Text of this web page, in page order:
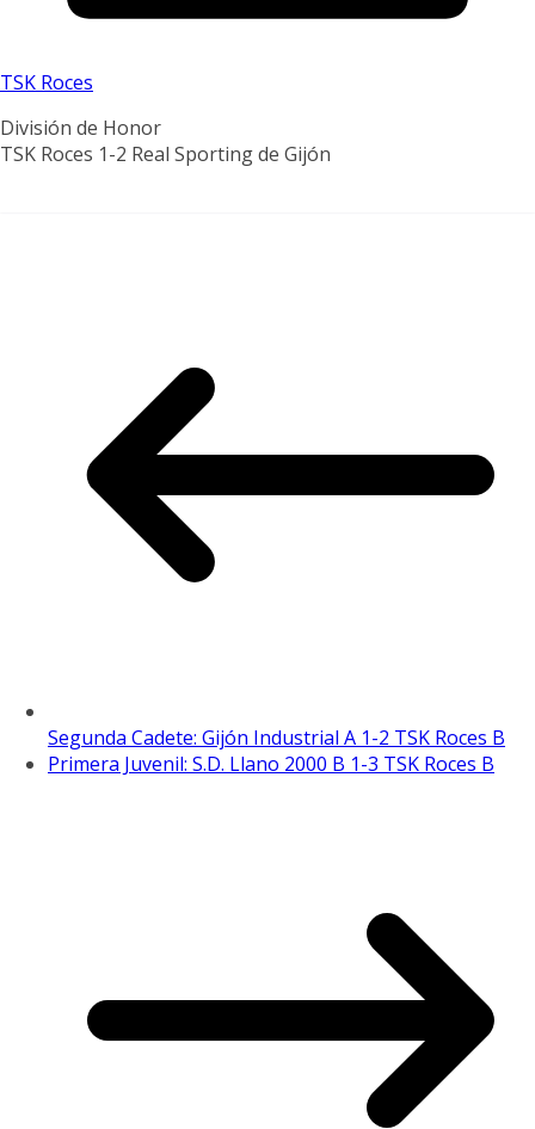
TSK Roces
División de Honor
TSK Roces 1-2 Real Sporting de Gijón
Segunda Cadete: Gijón Industrial A 1-2 TSK Roces B
Primera Juvenil: S.D. Llano 2000 B 1-3 TSK Roces B